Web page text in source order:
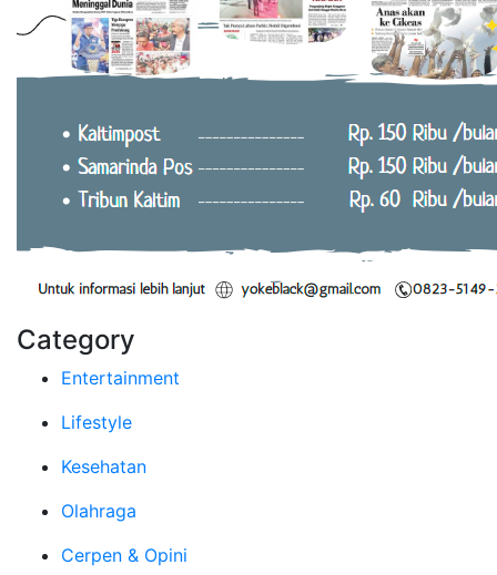
Category
Entertainment
Lifestyle
Kesehatan
Olahraga
Cerpen & Opini